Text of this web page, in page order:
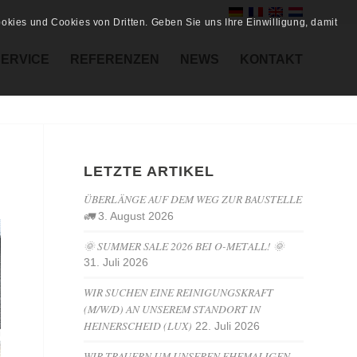
REFERENZEN NEWS KONTAKT
LETZTE ARTIKEL
ÜBERLÄNGE AUF DEM WEG ZUR BAUSTELLE
🚛 3. August 2026
🌞 SUMMER SALE 2026 BEI O-METALL! 🌞
31. Juli 2026
WIR SUCHEN EINE REINIGUNGSKRAFT
(M/W/D) AN UNSEREM STANDORT IN
HEINERSCHEID (LUX) 22. Juli 2026
und Cookies von Dritten. Geben Sie uns Ihre Einwilligung, damit